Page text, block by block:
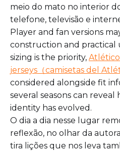
meio do mato no interior
telefone, televisão e
Player and fan versions
construction and practical
sizing is the priority,
jerseys（camisetas del
considered alongside fit
several seasons can reveal
identity has evolved.
O dia a dia nesse lugar
reflexão, no olhar da
tira lições que nos leva